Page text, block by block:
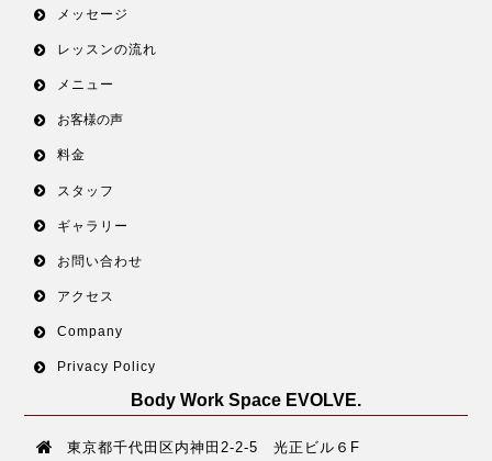
メッセージ
レッスンの流れ
メニュー
お客様の声
料金
スタッフ
ギャラリー
お問い合わせ
アクセス
Company
Privacy Policy
Body Work Space EVOLVE.
東京都千代田区内神田2-2-5 光正ビル６F